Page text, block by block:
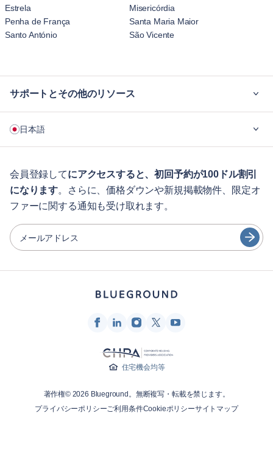
Estrela
Misericórdia
Penha de França
Santa Maria Maior
Santo António
São Vicente
サポートとその他のリソース
企業向け
ゲスト向け特典サービス
シティガイド
パートナー
家具レンタル事業者
インフルエンサー＆アフィリエイト
ニュースルーム
日本語
English
Português
Español
会員登録してにアクセスすると、初回予約が100ドル割引
になります。さらに、価格ダウンや新規掲載物件、限定オ
ファーに関する通知も受け取れます。
メールアドレス
住宅機会均等
著作権© 2026 Blueground。無断複写・転載を禁じます。
プライバシーポリシーご利用条件Cookieポリシーサイトマップ